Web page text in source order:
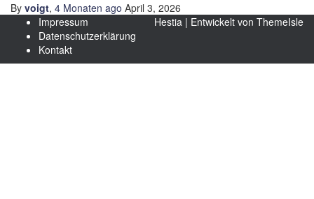
By voigt, 4 Monaten ago April 3, 2026
Impressum
Datenschutzerklärung
Kontakt
Hestia | Entwickelt von ThemeIsle